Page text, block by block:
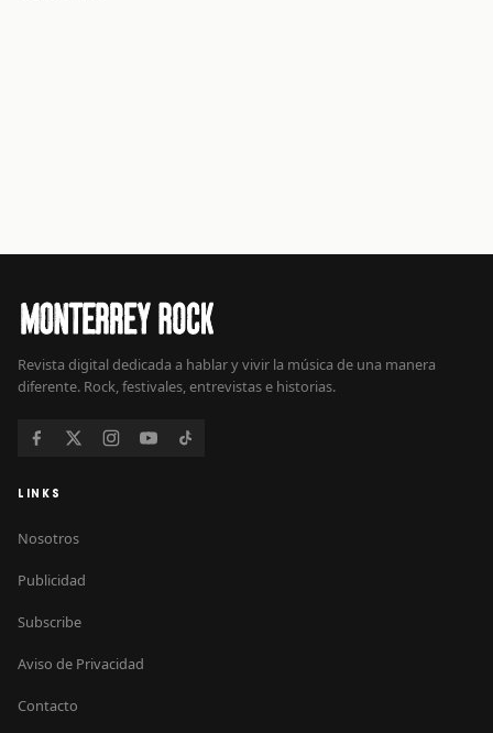
Revista digital dedicada a hablar y vivir la música de una manera
diferente. Rock, festivales, entrevistas e historias.
LINKS
Nosotros
Publicidad
Subscribe
Aviso de Privacidad
Contacto